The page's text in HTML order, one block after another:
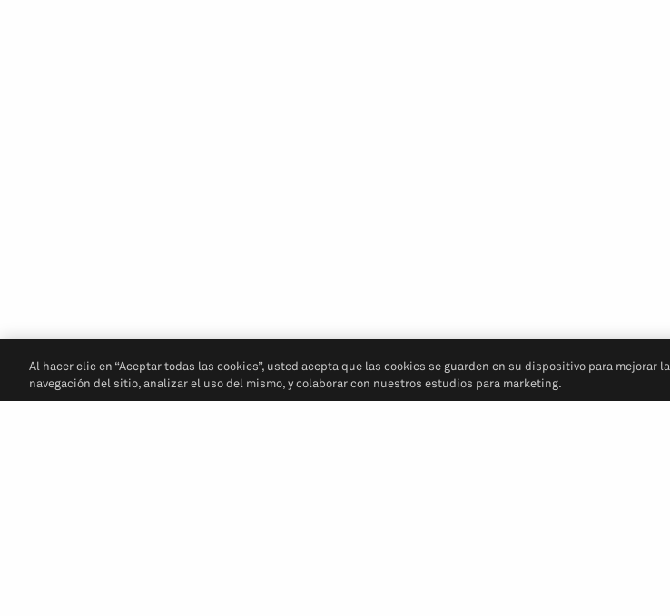
Al hacer clic en “Aceptar todas las cookies”, usted acepta que las cookies se guarden en su dispositivo para mejorar la
navegación del sitio, analizar el uso del mismo, y colaborar con nuestros estudios para marketing.